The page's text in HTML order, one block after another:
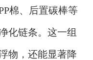
棉、后置碳棒等
化链条。这一组
物，还能显著降